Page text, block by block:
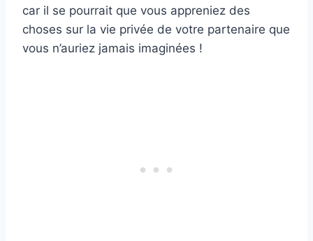
car il se pourrait que vous appreniez des
choses sur la vie privée de votre partenaire que
vous n’auriez jamais imaginées !